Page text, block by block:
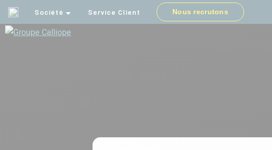
Société Service Client Nous recrutons